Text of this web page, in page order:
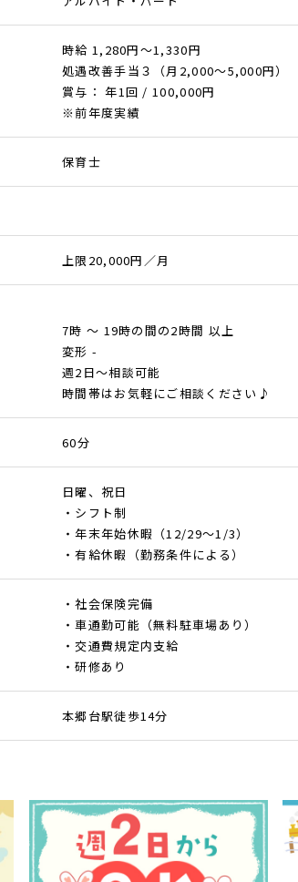
時給 1,280円～1,330円
処遇改善手当３（月2,000～5,000円）
賞与： 年1回 / 100,000円
※前年度実績
保育士
上限20,000円／月
7時 ～ 19時の間の2時間 以上
変形 -
週2日～相談可能
時間帯はお気軽にご相談ください♪
60分
日曜、祝日
・シフト制
・年末年始休暇（12/29～1/3）
・有給休暇（勤務条件による）
・社会保険完備
・車通勤可能（無料駐車場あり）
・交通費規定内支給
・研修あり
本郷台駅徒歩14分